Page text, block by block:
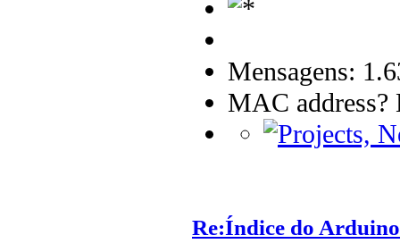
Mensagens:
MAC
Re:Índice do Arduino